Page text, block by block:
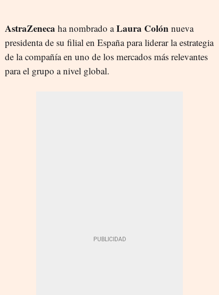
AstraZeneca ha nombrado aLaura Colón nueva
presidenta de su filial en España para liderar la estrategia
de la compañía en uno de los mercados más relevantes
para el grupo a nivel global.